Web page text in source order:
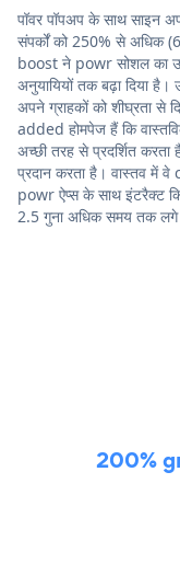
पॉवर पॉपअप के साथ
संपर्कों को 250% से अधिक
boost ने powr सोशल का
अनुयायियों तक बढ़ा दिया
अपने ग्राहकों को शीघ्रता से
added होमपेज हैं कि
अच्छी तरह से प्रदर्शित
प्रदान करता है। वास्तव में वे
powr ऐप्स के साथ इंटरैक्ट
2.5 गुना अधिक समय तक लगे
200%